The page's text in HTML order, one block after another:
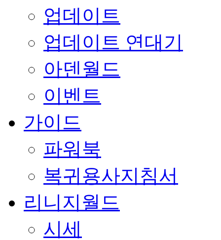
업데이트
업데이트 연대기
아덴월드
이벤트
가이드
파워북
복귀용사지침서
리니지월드
시세